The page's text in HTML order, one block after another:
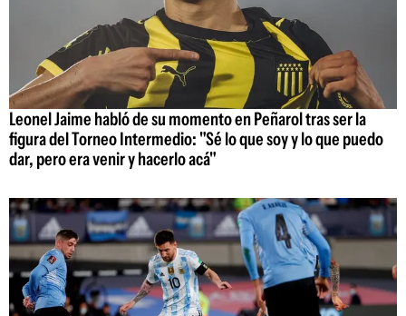
Leonel Jaime habló de su momento en Peñarol tras ser la
figura del Torneo Intermedio: "Sé lo que soy y lo que puedo
dar, pero era venir y hacerlo acá"